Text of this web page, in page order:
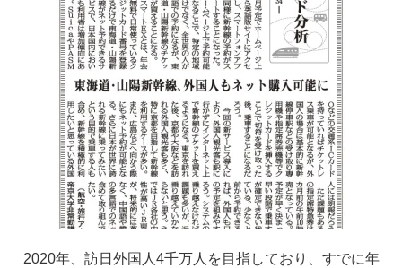
2020年、訪日外国人4千万人を目指しており、すでに年